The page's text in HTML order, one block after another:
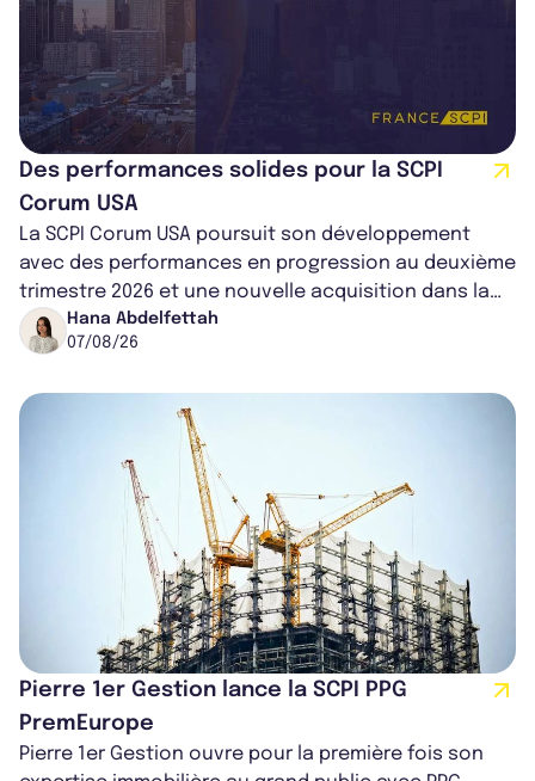
Des performances solides pour la SCPI
Corum USA
La SCPI Corum USA poursuit son développement
avec des performances en progression au deuxième
trimestre 2026 et une nouvelle acquisition dans la
région de Chicago. Entre hausse de...
Hana Abdelfettah
07/08/26
Pierre 1er Gestion lance la SCPI PPG
PremEurope
Pierre 1er Gestion ouvre pour la première fois son